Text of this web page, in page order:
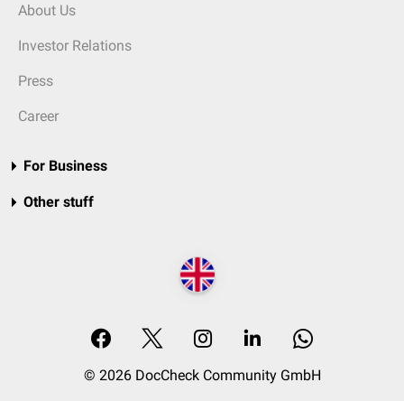
About Us
Investor Relations
Press
Career
For Business
Other stuff
© 2026 DocCheck Community GmbH